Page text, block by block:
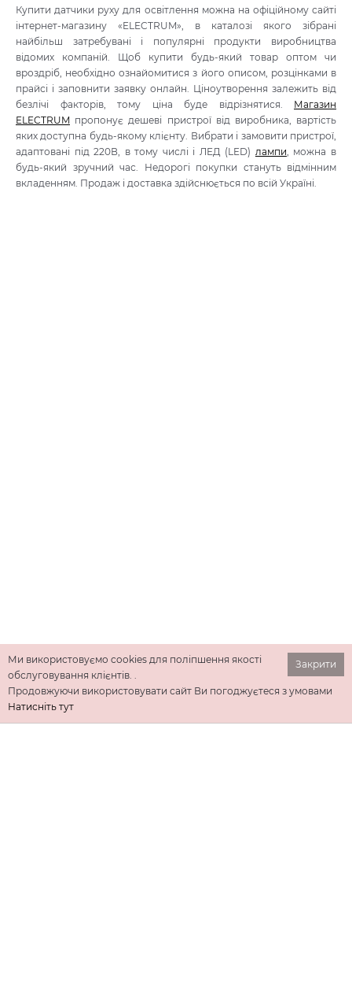
Купити датчики руху для освітлення можна на офіційному сайті
інтернет-магазину «ELECTRUM», в каталозі якого зібрані
найбільш затребувані і популярні продукти виробництва
відомих компаній. Щоб купити будь-який товар оптом чи
вроздріб, необхідно ознайомитися з його описом, розцінками в
прайсі і заповнити заявку онлайн. Ціноутворення залежить від
безлічі факторів, тому ціна буде відрізнятися. Магазин
ELECTRUM пропонує дешеві пристрої від виробника, вартість
яких доступна будь-якому клієнту. Вибрати і замовити пристрої,
адаптовані під 220В, в тому числі і ЛЕД (LED) лампи , можна в
будь-який зручний час. Недорогі покупки стануть відмінним
вкладенням. Продаж і доставка здійснюється по всій Україні.
Закрити
Ми використовуємо cookies для поліпшення якості
обслуговування клієнтів. .
Продовжуючи використовувати сайт Ви погоджуєтеся з умовами
Натисніть тут